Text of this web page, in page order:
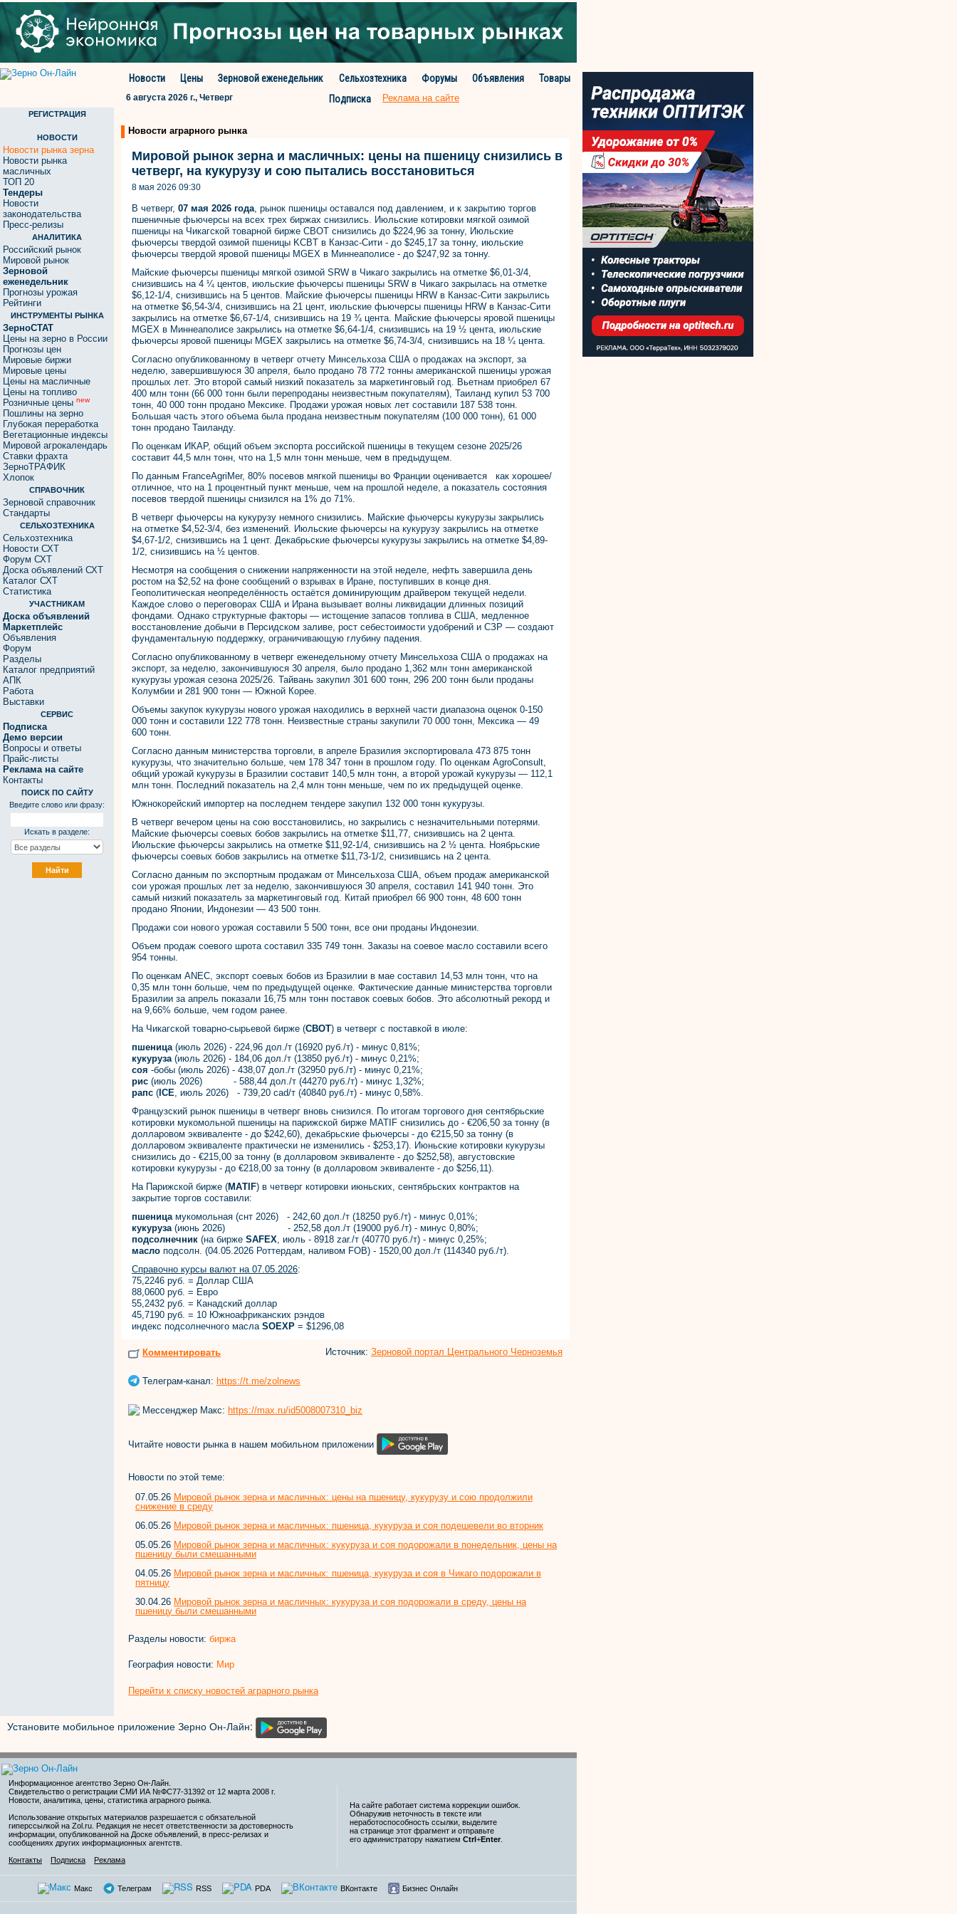
Новости Цены Зерновой еженедельник Сельхозтехника Форумы Объявления
Товары
Подписка
6 августа 2026 г., Четверг Реклама на сайте
РЕГИСТРАЦИЯ
НОВОСТИ
Новости рынка зерна
Новости рынка
масличных
ТОП 20
Тендеры
Новости
законодательства
Пресс-релизы
АНАЛИТИКА
Российский рынок
Мировой рынок
Зерновой
еженедельник
Прогнозы урожая
Рейтинги
ИНСТРУМЕНТЫ РЫНКА
ЗерноСТАТ
Цены на зерно в России
Прогнозы цен
Мировые биржи
Мировые цены
Цены на масличные
Цены на топливо
Розничные цены new
Пошлины на зерно
Глубокая переработка
Вегетационные индексы
Мировой агрокалендарь
Ставки фрахта
ЗерноТРАФИК
Хлопок
СПРАВОЧНИК
Зерновой справочник
Стандарты
СЕЛЬХОЗТЕХНИКА
Сельхозтехника
Новости СХТ
Форум СХТ
Доска объявлений СХТ
Каталог СХТ
Статистика
УЧАСТНИКАМ
Доска объявлений
Маркетплейс
Объявления
Форум
Разделы
Каталог предприятий
АПК
Работа
Выставки
СЕРВИС
Подписка
Демо версии
Вопросы и ответы
Прайс-листы
Реклама на сайте
Контакты
ПОИСК ПО САЙТУ
Введите слово или фразу:
Искать в разделе:
Новости аграрного рынка
Мировой рынок зерна и масличных: цены на пшеницу снизились в
четверг, на кукурузу и сою пытались восстановиться
8 мая 2026 09:30
В четверг, 07 мая 2026 года, рынок пшеницы оставался под давлением, и к закрытию торгов
пшеничные фьючерсы на всех трех биржах снизились. Июльские котировки мягкой озимой
пшеницы на Чикагской товарной бирже CBOT снизились до $224,96 за тонну, Июльские
фьючерсы твердой озимой пшеницы KCBT в Канзас-Сити - до $245,17 за тонну, июльские
фьючерсы твердой яровой пшеницы MGEХ в Миннеаполисе - до $247,92 за тонну.
Майские фьючерсы пшеницы мягкой озимой SRW в Чикаго закрылись на отметке $6,01-3/4,
снизившись на 4 ¼ центов, июльские фьючерсы пшеницы SRW в Чикаго закрылась на отметке
$6,12-1/4, снизившись на 5 центов. Майские фьючерсы пшеницы HRW в Канзас-Сити закрылись
на отметке $6,54-3/4, снизившись на 21 цент, июльские фьючерсы пшеницы HRW в Канзас-Сити
закрылись на отметке $6,67-1/4, снизившись на 19 ¾ цента. Майские фьючерсы яровой пшеницы
MGEХ в Миннеаполисе закрылись на отметке $6,64-1/4, снизившись на 19 ½ цента, июльские
фьючерсы яровой пшеницы MGEХ закрылись на отметке $6,74-3/4, снизившись на 18 ¼ цента.
Согласно опубликованному в четверг отчету Минсельхоза США о продажах на экспорт, за
неделю, завершившуюся 30 апреля, было продано 78 772 тонны американской пшеницы урожая
прошлых лет. Это второй самый низкий показатель за маркетинговый год. Вьетнам приобрел 67
400 млн тонн (66 000 тонн были перепроданы неизвестным покупателям), Таиланд купил 53 700
тонн, 40 000 тонн продано Мексике. Продажи урожая новых лет составили 187 538 тонн.
Большая часть этого объема была продана неизвестным покупателям (100 000 тонн), 61 000
тонн продано Таиланду.
По оценкам ИКАР, общий объем экспорта российской пшеницы в текущем сезоне 2025/26
составит 44,5 млн тонн, что на 1,5 млн тонн меньше, чем в предыдущем.
По данным FranceAgriMer, 80% посевов мягкой пшеницы во Франции оценивается как хорошее/
отличное, что на 1 процентный пункт меньше, чем на прошлой неделе, а показатель состояния
посевов твердой пшеницы снизился на 1% до 71%.
В четверг фьючерсы на кукурузу немного снизились. Майские фьючерсы кукурузы закрылись
на отметке $4,52-3/4, без изменений. Июльские фьючерсы на кукурузу закрылись на отметке
$4,67-1/2, снизившись на 1 цент. Декабрьские фьючерсы кукурузы закрылись на отметке $4,89-
1/2, снизившись на ½ центов.
Несмотря на сообщения о снижении напряженности на этой неделе, нефть завершила день
ростом на $2,52 на фоне сообщений о взрывах в Иране, поступивших в конце дня.
Геополитическая неопределённость остаётся доминирующим драйвером текущей недели.
Каждое слово о переговорах США и Ирана вызывает волны ликвидации длинных позиций
фондами. Однако структурные факторы — истощение запасов топлива в США, медленное
восстановление добычи в Персидском заливе, рост себестоимости удобрений и СЗР — создают
фундаментальную поддержку, ограничивающую глубину падения.
Согласно опубликованному в четверг еженедельному отчету Минсельхоза США о продажах на
экспорт, за неделю, закончившуюся 30 апреля, было продано 1,362 млн тонн американской
кукурузы урожая сезона 2025/26. Тайвань закупил 301 600 тонн, 296 200 тонн были проданы
Колумбии и 281 900 тонн — Южной Корее.
Объемы закупок кукурузы нового урожая находились в верхней части диапазона оценок 0-150
000 тонн и составили 122 778 тонн. Неизвестные страны закупили 70 000 тонн, Мексика — 49
600 тонн.
Согласно данным министерства торговли, в апреле Бразилия экспортировала 473 875 тонн
кукурузы, что значительно больше, чем 178 347 тонн в прошлом году. По оценкам AgroConsult,
общий урожай кукурузы в Бразилии составит 140,5 млн тонн, а второй урожай кукурузы — 112,1
млн тонн. Последний показатель на 2,4 млн тонн меньше, чем по их предыдущей оценке.
Южнокорейский импортер на последнем тендере закупил 132 000 тонн кукурузы.
В четверг вечером цены на сою восстановились, но закрылись с незначительными потерями.
Майские фьючерсы соевых бобов закрылись на отметке $11,77, снизившись на 2 цента.
Июльские фьючерсы закрылись на отметке $11,92-1/4, снизившись на 2 ½ цента. Ноябрьские
фьючерсы соевых бобов закрылись на отметке $11,73-1/2, снизившись на 2 цента.
Согласно данным по экспортным продажам от Минсельхоза США, объем продаж американской
сои урожая прошлых лет за неделю, закончившуюся 30 апреля, составил 141 940 тонн. Это
самый низкий показатель за маркетинговый год. Китай приобрел 66 900 тонн, 48 600 тонн
продано Японии, Индонезии — 43 500 тонн.
Продажи сои нового урожая составили 5 500 тонн, все они проданы Индонезии.
Объем продаж соевого шрота составил 335 749 тонн. Заказы на соевое масло составили всего
954 тонны.
По оценкам ANEC, экспорт соевых бобов из Бразилии в мае составил 14,53 млн тонн, что на
0,35 млн тонн больше, чем по предыдущей оценке. Фактические данные министерства торговли
Бразилии за апрель показали 16,75 млн тонн поставок соевых бобов. Это абсолютный рекорд и
на 9,66% больше, чем годом ранее.
На Чикагской товарно-сырьевой бирже (CBOT) в четверг с поставкой в июле:
пшеница(июль 2026) - 224,96 дол./т (16920 руб./т) - минус 0,81%;
кукуруза(июль 2026) - 184,06 дол./т (13850 руб./т) - минус 0,21%;
соя -бобы (июль 2026) - 438,07 дол./т (32950 руб./т) - минус 0,21%;
рис (июль 2026) - 588,44 дол./т (44270 руб./т) - минус 1,32%;
рапс ( ICE, июль 2026) - 739,20 cad/т (40840 руб./т) - минус 0,58%.
Французский рынок пшеницы в четверг вновь снизился. По итогам торгового дня сентябрьские
котировки мукомольной пшеницы на парижской бирже MATIF снизились до - €206,50 за тонну (в
долларовом эквиваленте - до $242,60), декабрьские фьючерсы - до €215,50 за тонну (в
долларовом эквиваленте практически не изменились - $253,17). Июньские котировки кукурузы
снизились до - €215,00 за тонну (в долларовом эквиваленте - до $252,58), августовские
котировки кукурузы - до €218,00 за тонну (в долларовом эквиваленте - до $256,11).
На Парижской бирже (МАTIF) в четверг котировки июньских, сентябрьских контрактов на
закрытие торгов составили:
пшеницамукомольная (снт 2026) - 242,60 дол./т (18250 руб./т) - минус 0,01%;
кукуруза(июнь 2026) - 252,58 дол./т (19000 руб./т) - минус 0,80%;
подсолнечник (на бирже SAFEX, июль - 8918 zar./т (40770 руб./т) - минус 0,25%;
масло подсолн. (04.05.2026 Роттердам, наливом FOB) - 1520,00 дол./т (114340 руб./т).
Справочно курсы валют на 07.05.2026:
75,2246 руб. = Доллар США
88,0600 руб. = Евро
55,2432 руб. = Канадский доллар
45,7190 руб. = 10 Южноафриканских рэндов
индекс подсолнечного масла SOEXP = $1296,08
Комментировать Источник: Зерновой портал Центрального Черноземья
Телеграм-канал: https://t.me/zolnews
Мессенджер Макс: https://max.ru/id5008007310_biz
Читайте новости рынка в нашем мобильном приложении
Новости по этой теме:
07.05.26 Мировой рынок зерна и масличных: цены на пшеницу, кукурузу и сою продолжили
снижение в среду
06.05.26 Мировой рынок зерна и масличных: пшеница, кукуруза и соя подешевели во вторник
05.05.26 Мировой рынок зерна и масличных: кукуруза и соя подорожали в понедельник, цены на
пшеницу были смешанными
04.05.26 Мировой рынок зерна и масличных: пшеница, кукуруза и соя в Чикаго подорожали в
пятницу
30.04.26 Мировой рынок зерна и масличных: кукуруза и соя подорожали в среду, цены на
пшеницу были смешанными
Разделы новости: биржа
География новости: Мир
Перейти к списку новостей аграрного рынка
Установите мобильное приложение Зерно Он-Лайн:
Информационное агентство Зерно Он-Лайн
Свидетельство о регистрации СМИ ИА №ФС77-31392 от 12 марта 2008 г.
Новости, аналитика, цены, статистика аграрного рынка.
Использование открытых материалов разрешается с обязательной
гиперссылкой на Zol.ru. Редакция не несет ответственности за достоверность
информации, опубликованной на Доске объявлений, в пресс-релизах и
сообщениях других информационных агентств.
Контакты
Подписка Реклама
На сайте работает система коррекции ошибок.
Обнаружив неточность в тексте или
неработоспособность ссылки, выделите
на странице этот фрагмент и отправьте
его администратору нажатием Ctrl +Enter
Макс Телеграм RSS PDA ВКонтакте Бизнес Онлайн